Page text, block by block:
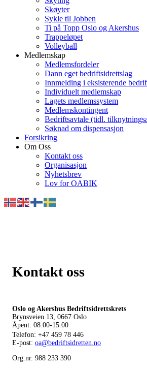
Skøyter
Sykle til Jobben
Ti på Topp Oslo og Akershus
Trappeløpet
Volleyball
Medlemskap
Medlemsfordeler
Dann eget bedriftsidrettslag
Innmelding i eksisterende
Individuelt medlemskap
Lagets medlemssystem
Medlemskontingent
Bedriftsavtale (tidl.
Søknad om dispensasjon
Forsikring
Om Oss
Kontakt oss
Organisasjon
Nyhetsbrev
Lov for OABIK
Kontakt oss
Oslo og Akershus Bedriftsidrettskrets
Brynsveien 13, 0667 Oslo
Åpent: 08.00-15.00
Telefon: +47 459 78 446
E-post: oa@bedriftsidretten.no
Org.nr. 988 233 390